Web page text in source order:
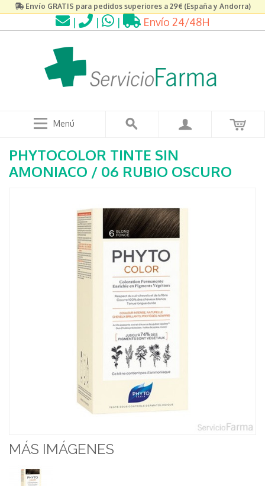
Envío GRATIS para pedidos superiores a 29€ (España y Andorra)
| | | Envío 24/48H
Menú
PHYTOCOLOR TINTE SIN
AMONIACO / 06 RUBIO OSCURO
MÁS IMÁGENES